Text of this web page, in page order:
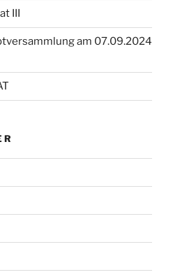
III
am 07.09.2024